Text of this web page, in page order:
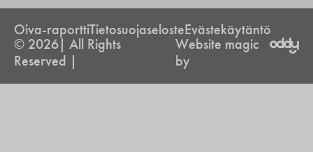
Oiva-raporttiTietosuojaselosteEvästekäytäntö
© 2026| All Rights
Reserved |
Website magic
by